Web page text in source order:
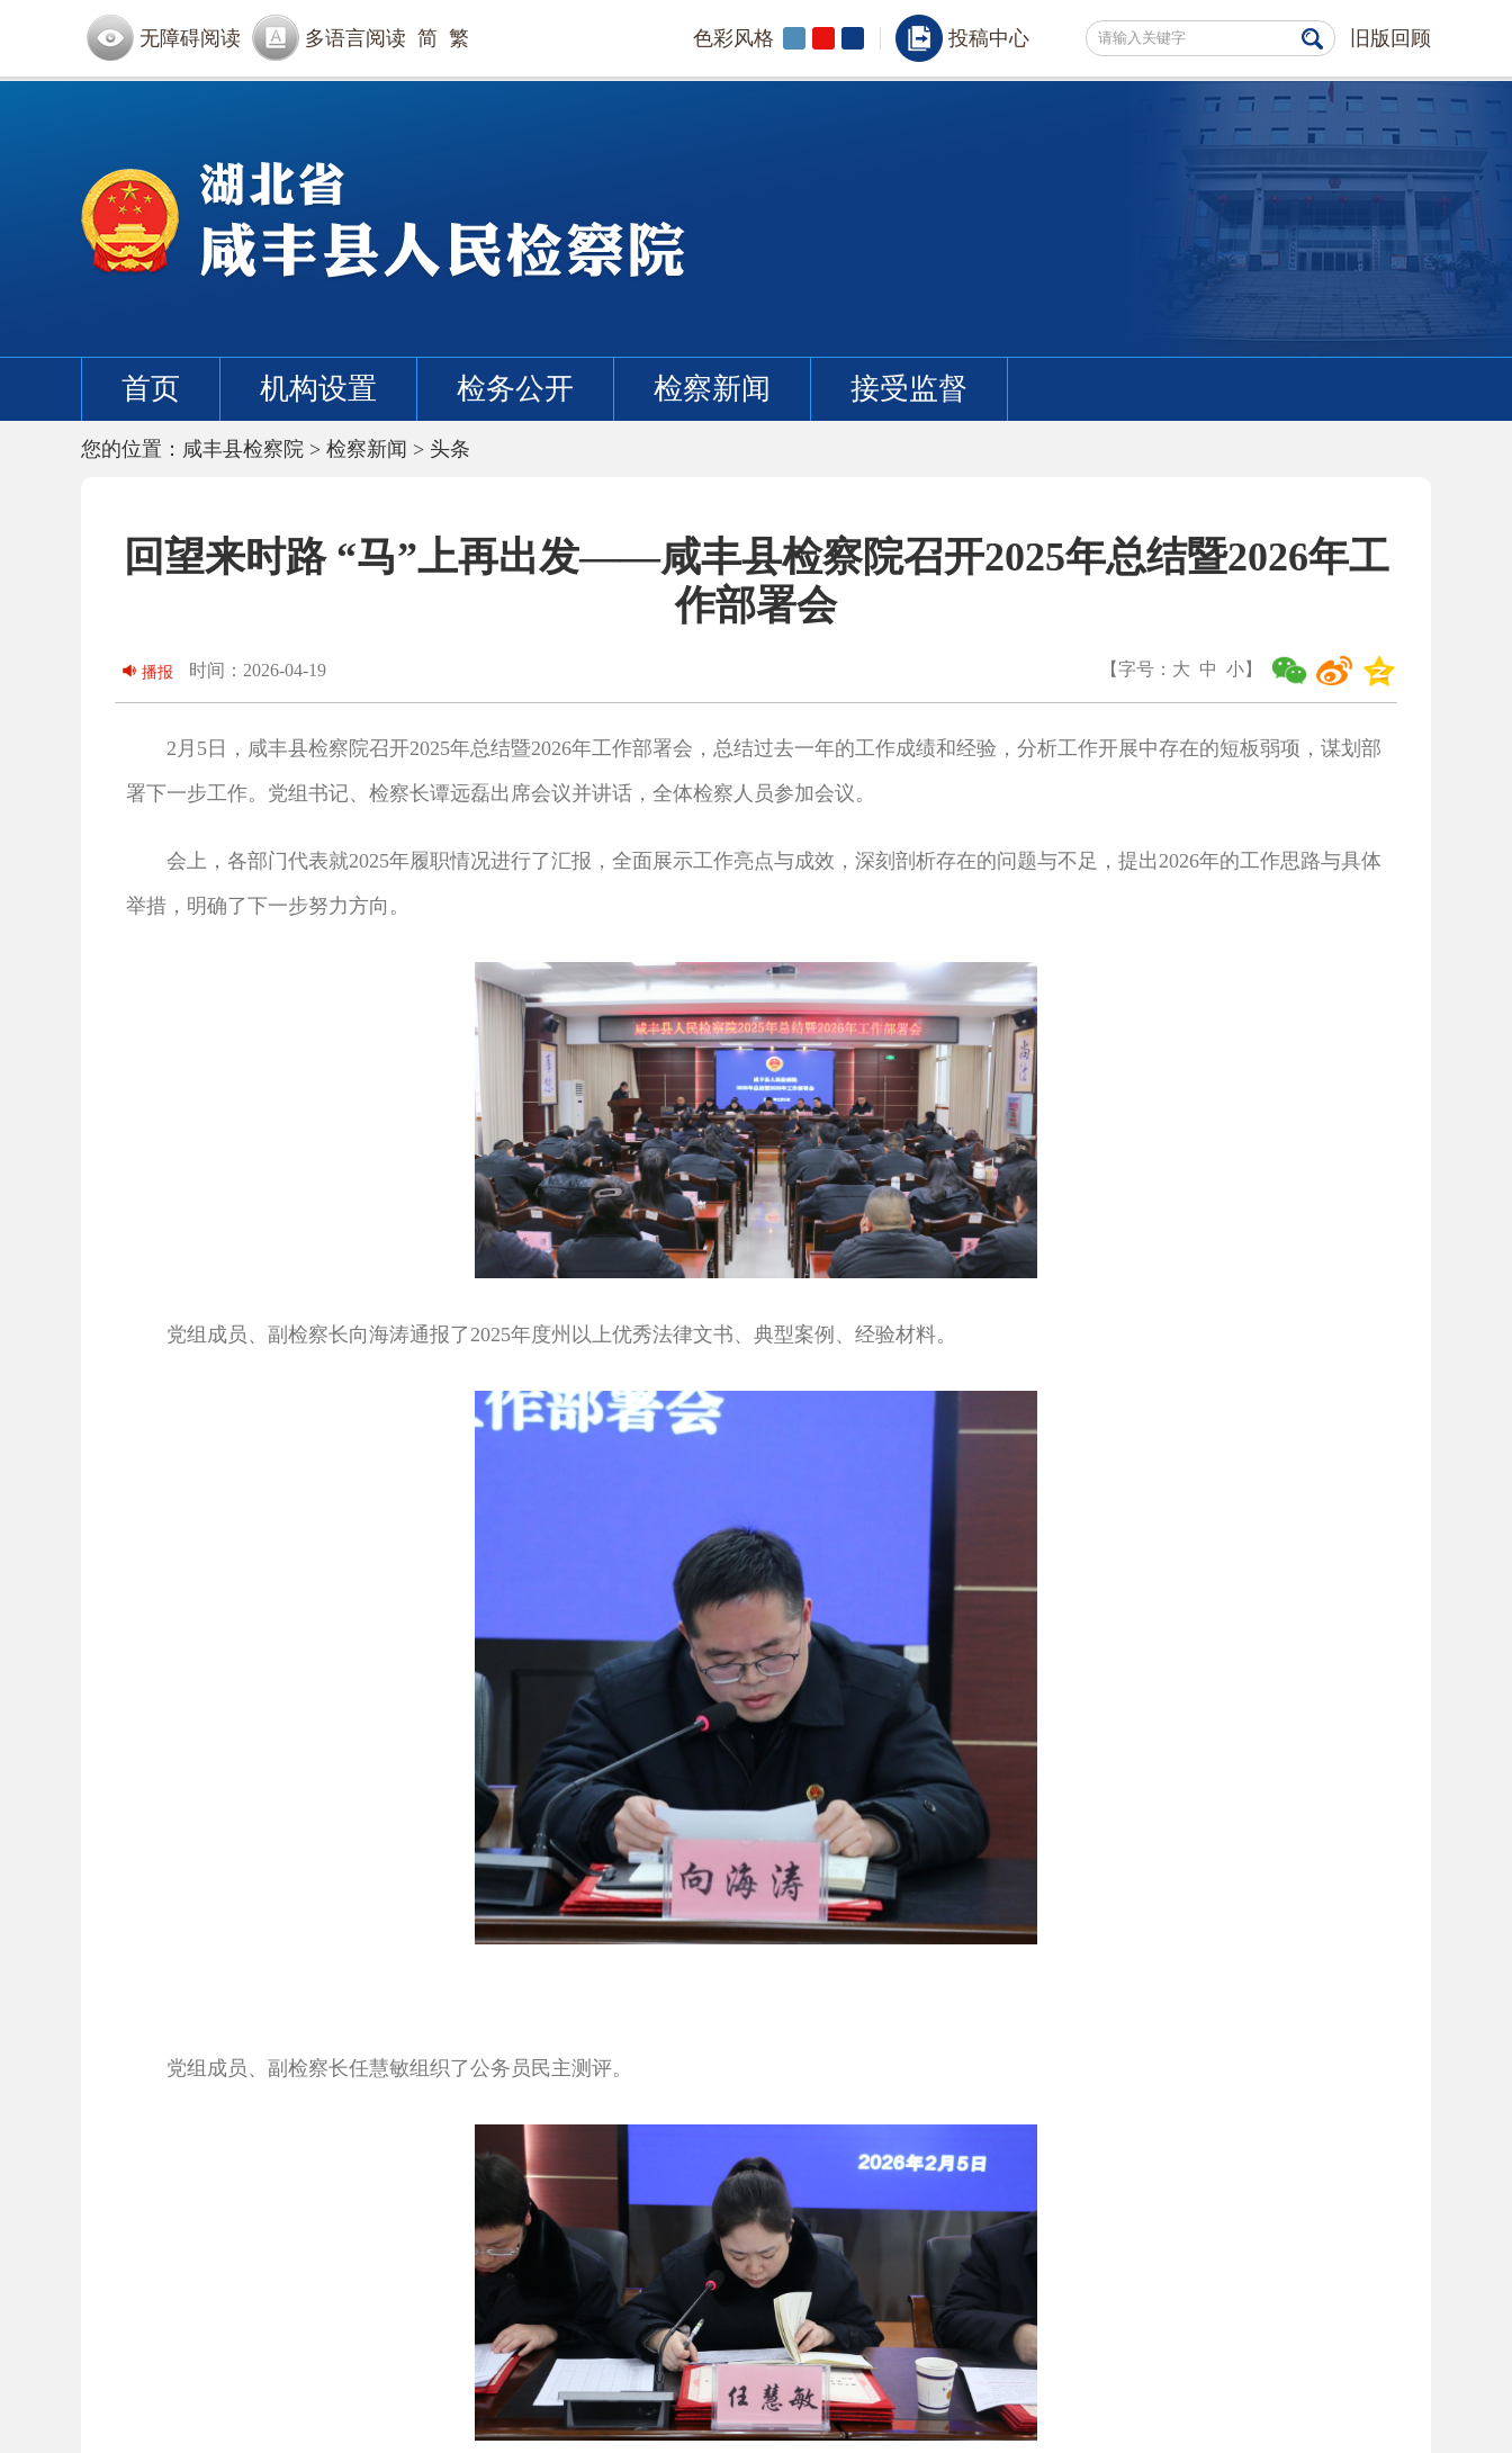
无障碍阅读 多语言阅读 简 繁 色彩风格 投稿中心 旧版回顾
首页 机构设置 检务公开 检察新闻 接受监督
您的位置： 咸丰县检察院 > 检察新闻 > 头条
回望来时路 “马”上再出发——咸丰县检察院召开2025年总结暨2026年工
作部署会
【字号： 大 中 小】
播报 时间：2026-04-19
2月5日，咸丰县检察院召开2025年总结暨2026年工作部署会， 总结过去一年的工作成绩和经验，分析工作开展中存在的短板弱项，谋划部
署下一步工作。党组书记、检察长谭远磊出席会议并讲话，全体检察人员参加会议。
会上，各部门代表就2025年履职情况进行了汇报，全面展示工作亮点与成效，深刻剖析存在的问题与不足，提出2026年的工作思路与具体
举措，明确了下一步努力方向。
党组成员、副检察长向海涛通报了2025年度州以上优秀法律文书、典型案例、经验材料。
党组成员、副检察长任慧敏组织了公务员民主测评。